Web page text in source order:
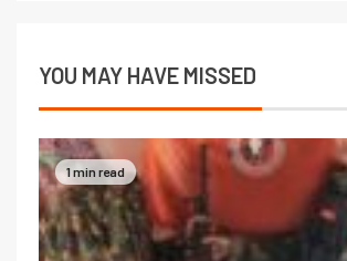
YOU MAY HAVE MISSED
1 min read